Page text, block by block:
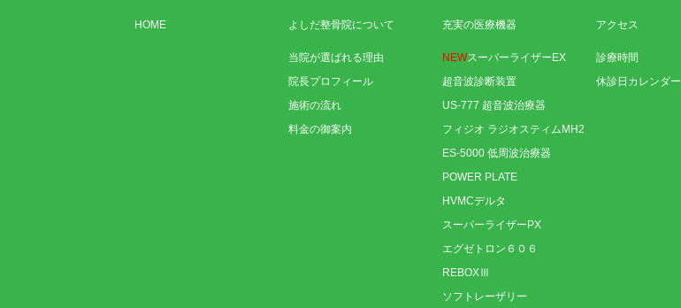
HOME よしだ整骨院について
当院が選ばれる理由
院長プロフィール
施術の流れ
料金の御案内
充実の医療機器
NEWスーパーライザーEX
超音波診断装置
US-777 超音波治療器
フィジオ ラジオスティムMH2
ES-5000 低周波治療器
POWER PLATE
HVMCデルタ
スーパーライザーPX
エグゼトロン６０６
REBOXⅢ
ソフトレーザリー
アクセス
診療時間
休診日カレンダー